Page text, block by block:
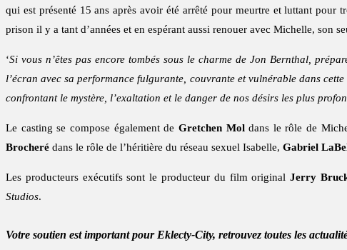
qui est présenté 15 ans après avoir été arrêté pour meurtre et luttant pour
prison il y a tant d’années et en espérant aussi renouer avec Michelle, son
‘Si vous n’êtes pas encore tombés sous le charme de Jon Bernthal,
l’écran avec sa performance fulgurante, couvrante et vulnérable dans
confrontant le mystère, l’exaltation et le danger de nos désirs les plus
Le casting se compose également de Gretchen Moldans le rôle de
Brocheré dans le rôle de l’héritière du réseau sexuel Isabelle, Gabriel
Les producteurs exécutifs sont le producteur du film originalJerry
Studios.
Votre soutien est important pour Eklecty-City, retrouvez toutes les